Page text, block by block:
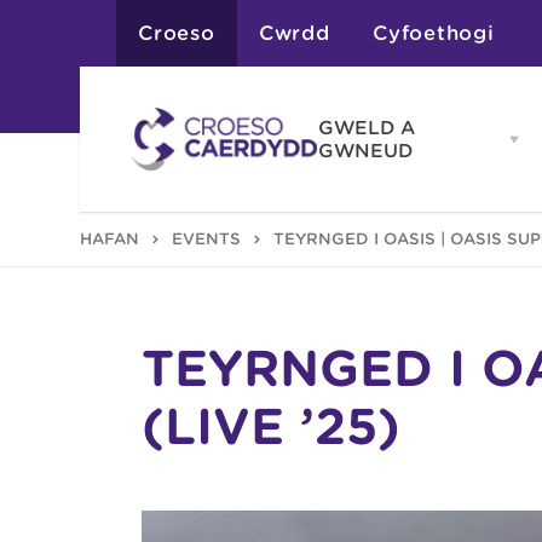
Croeso Cwrdd Cyfoethogi
GWELD A
GWNEUD
Atyniadau
HAFAN EVENTS TEYRNGED I OASIS | OASIS
TEYRNGED I
(LIVE ’25)